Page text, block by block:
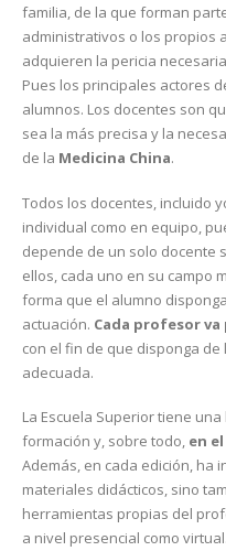
familia, de la que forman
administrativos o los propios
adquieren la pericia
Pues los principales actores
alumnos. Los docentes son
sea la más precisa y la
de la Medicina China.
Todos los docentes, incluido
individual como en equipo,
depende de un solo docente
ellos, cada uno en su campo
forma que el alumno
actuación. Cada profesor
con el fin de que disponga
adecuada.
La Escuela Superior tiene
formación y, sobre todo, en
Además, en cada edición, ha
materiales didácticos, sino
herramientas propias del
a nivel presencial como